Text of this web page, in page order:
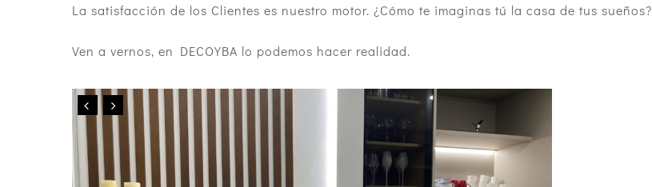
La satisfacción de los Clientes es nuestro motor. ¿Cómo te imaginas tú la casa de tus sueños?
Ven a vernos, en DECOYBA lo podemos hacer realidad.